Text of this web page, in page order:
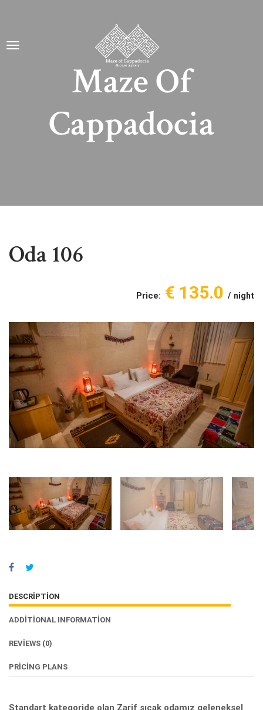
Maze Of
Cappadocia
Oda 106
Price: € 135.0 night
DESCRIPTION
ADDITIONAL INFORMATION
REVIEWS (0)
PRICING PLANS
Standart kategoride olan Zarif sıcak odamız geleneksel